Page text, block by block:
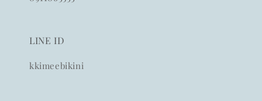
LINE ID
kkimeebikini